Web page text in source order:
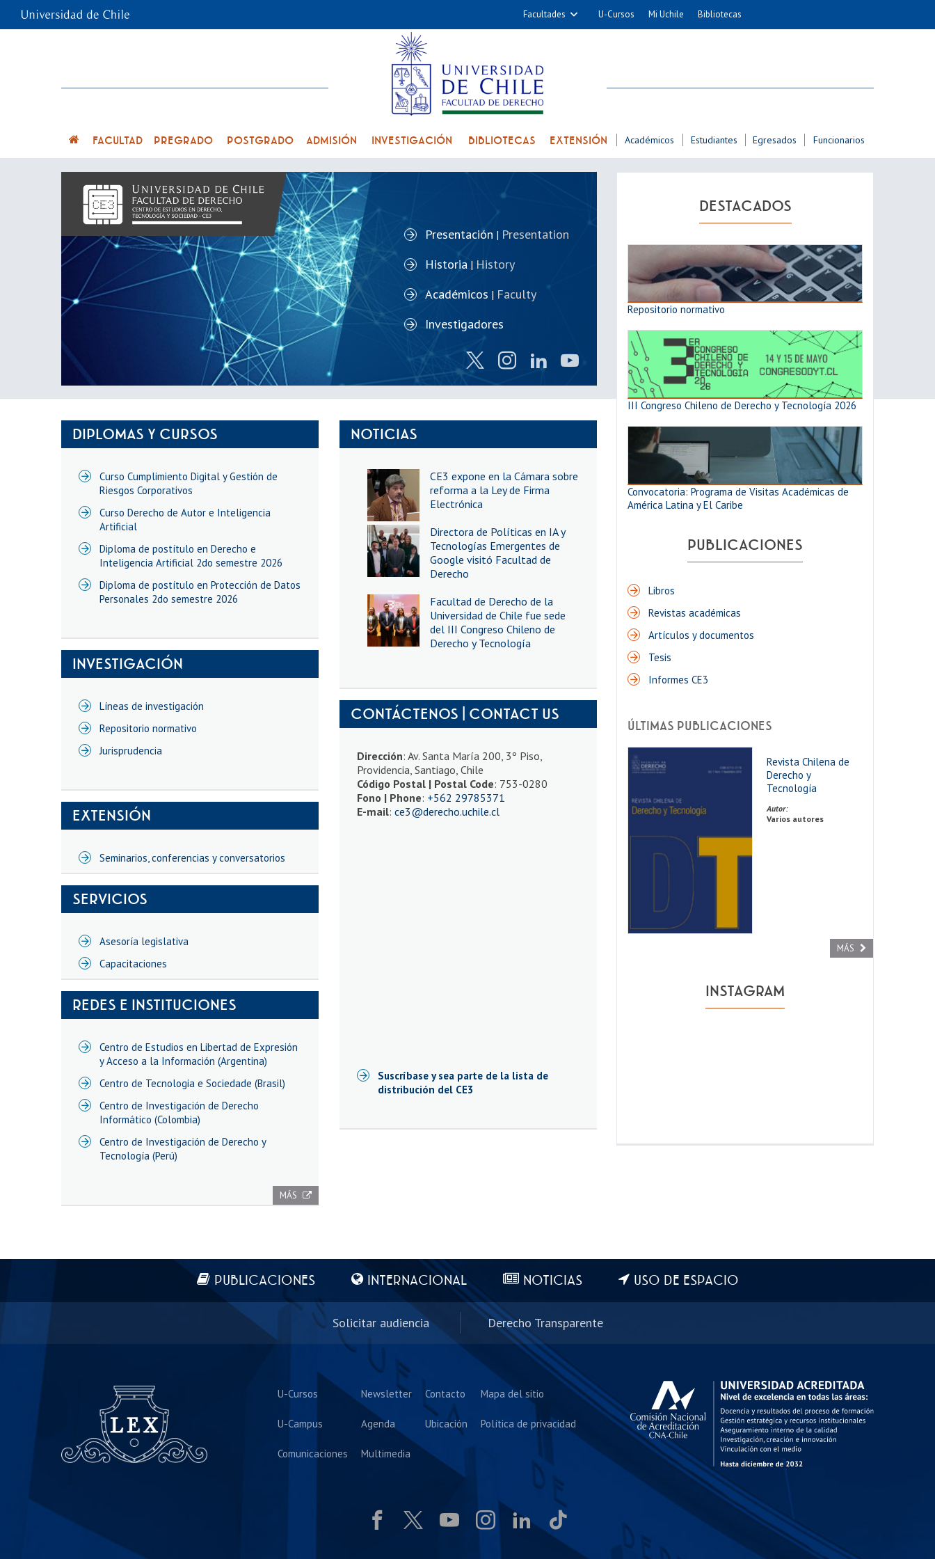
Facultades
Cs. Químicas y Farmacéuticas
Filosofía y Humanidades
Gobierno
Nutrición y Tecnología de
Hospital Clínico
U-Cursos Mi Uchile Bibliotecas
FACULTAD PREGRADO POSTGRADO ADMISIÓN INVESTIGACIÓN BIBLIOTECAS EXTENSIÓN Académicos Estudiantes Egresados Funcionarios
Presentación | Presentation
Historia | History
Académicos | Faculty
Investigadores
DIPLOMAS Y CURSOS
Curso Cumplimiento Digital y Gestión de
Riesgos Corporativos
Curso Derecho de Autor e Inteligencia
Artificial
Diploma de postítulo en Derecho e
Inteligencia Artificial 2do semestre 2026
Diploma de postítulo en Protección de Datos
Personales 2do semestre 2026
INVESTIGACIÓN
Líneas de investigación
Repositorio normativo
Jurisprudencia
EXTENSIÓN
Seminarios, conferencias y conversatorios
SERVICIOS
Asesoría legislativa
Capacitaciones
REDES E INSTITUCIONES
Centro de Estudios en Libertad de Expresión
y Acceso a la Información (Argentina)
Centro de Tecnologia e Sociedade (Brasil)
Centro de Investigación de Derecho
Informático (Colombia)
Centro de Investigación de Derecho y
Tecnología (Perú)
MÁS
NOTICIAS
CE3 expone en la Cámara sobre
reforma a la Ley de Firma
Electrónica
Directora de Políticas en IA y
Tecnologías Emergentes de
Google visitó Facultad de
Derecho
Facultad de Derecho de la
Universidad de Chile fue sede
del III Congreso Chileno de
Derecho y Tecnología
CONTÁCTENOS | CONTACT US
Dirección: Av. Santa María 200, 3º Piso,
Providencia, Santiago, Chile
Código Postal | Postal Code: 753-0280
Fono | Phone: +562 29785371
E-mail:ce3@derecho.uchile.cl
Suscríbase y sea parte de la lista de
distribución del CE3
DESTACADOS
Repositorio normativo
III Congreso Chileno de Derecho y Tecnología 2026
Convocatoria: Programa de Visitas Académicas de
América Latina y El Caribe
PUBLICACIONES
Libros
Revistas académicas
Artículos y documentos
Tesis
Informes CE3
ÚLTIMAS PUBLICACIONES
Revista Chilena de
Derecho y
Tecnología
Autor:
Varios autores
MÁS
INSTAGRAM
PUBLICACIONES INTERNACIONAL NOTICIAS USO DE ESPACIO
Solicitar audiencia Derecho Transparente
U-Cursos
U-Campus
Comunicaciones
Newsletter
Agenda
Multimedia
Contacto
Ubicación
Mapa del sitio
Política de privacidad